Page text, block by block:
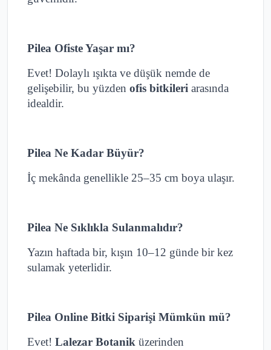
Pilea Ofiste Yaşar mı?
Evet! Dolaylı ışıkta ve düşük nemde de
gelişebilir, bu yüzden ofis bitkileri arasında
idealdir.
Pilea Ne Kadar Büyür?
İç mekânda genellikle 25–35 cm boya ulaşır.
Pilea Ne Sıklıkla Sulanmalıdır?
Yazın haftada bir, kışın 10–12 günde bir kez
sulamak yeterlidir.
Pilea Online Bitki Siparişi Mümkün mü?
Evet! Lalezar Botanik üzerinden